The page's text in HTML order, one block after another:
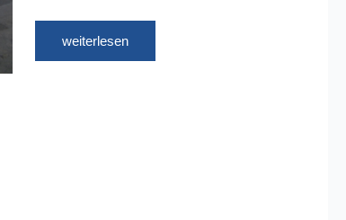
weiterlesen